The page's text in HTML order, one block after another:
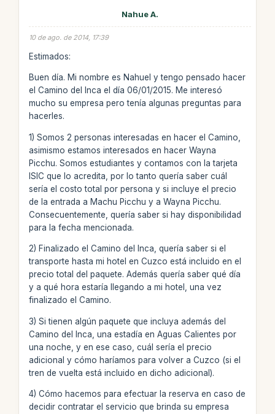
Nahue A.
10 de ago. de 2014, 17:39
Estimados:
Buen día. Mi nombre es Nahuel y tengo pensado hacer
el Camino del Inca el día 06/01/2015. Me interesó
mucho su empresa pero tenía algunas preguntas para
hacerles.
1) Somos 2 personas interesadas en hacer el Camino,
asimismo estamos interesados en hacer Wayna
Picchu. Somos estudiantes y contamos con la tarjeta
ISIC que lo acredita, por lo tanto quería saber cuál
sería el costo total por persona y si incluye el precio
de la entrada a Machu Picchu y a Wayna Picchu.
Consecuentemente, quería saber si hay disponibilidad
para la fecha mencionada.
2) Finalizado el Camino del Inca, quería saber si el
transporte hasta mi hotel en Cuzco está incluido en el
precio total del paquete. Además quería saber qué día
y a qué hora estaría llegando a mi hotel, una vez
finalizado el Camino.
3) Si tienen algún paquete que incluya además del
Camino del Inca, una estadía en Aguas Calientes por
una noche, y en ese caso, cuál sería el precio
adicional y cómo haríamos para volver a Cuzco (si el
tren de vuelta está incluido en dicho adicional).
4) Cómo hacemos para efectuar la reserva en caso de
decidir contratar el servicio que brinda su empresa